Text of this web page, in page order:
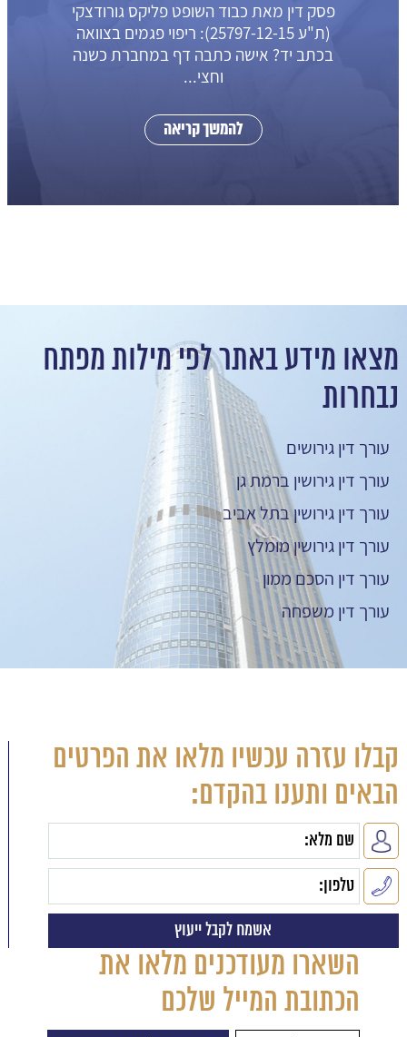
פסק דין מאת כבוד השופט פליקס גורודצקי
(ת"ע 25797-12-15): ריפוי פגמים בצוואה
בכתב יד? אישה כתבה דף במחברת כשנה
וחצי...
להמשך קריאה
מצאו מידע באתר לפי מילות מפתח
נבחרות
עורך דין גירושים
עורך דין גירושין ברמת גן
עורך דין גירושין בתל אביב
עורך דין גירושין מומלץ
עורך דין הסכם ממון
עורך דין משפחה
קבלו עזרה עכשיו מלאו את הפרטים
הבאים ותענו בהקדם:
השארו מעודכנים מלאו את
הכתובת המייל שלכם